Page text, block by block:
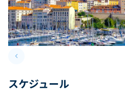
keyboard_arrow_leftPrevious slide
スケジュール